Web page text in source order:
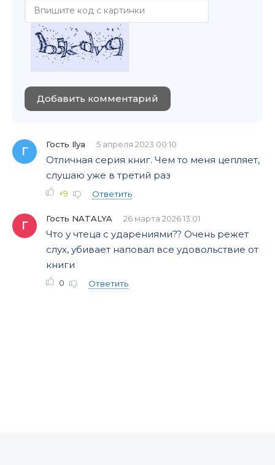
Добавить комментарий
Г
Гость Ilya 5 апреля 2023 00:10
Отличная серия книг. Чем то меня цепляет,
слушаю уже в третий раз
+9 Ответить
Г
Гость NATALYA 26 марта 2026 13:01
Что у чтеца с ударениями?? Очень режет
слух, убивает наповал все удовольствие от
книги
0 Ответить